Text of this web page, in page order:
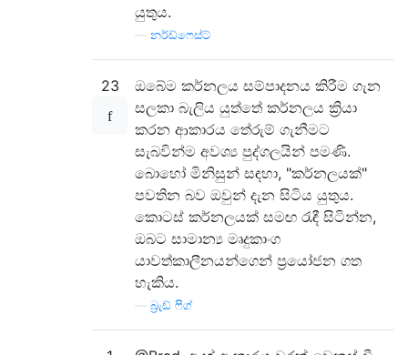
යුතුය.
නර්ඩ්ෆෙස්ට්
23
ඔබේම කර්නලය සම්පාදනය කිරීම ගැන
සලකා බැලිය යුත්තේ කර්නලය ක්‍රියා
කරන ආකාරය තේරුම් ගැනීමට
සැබවින්ම අවශ්‍ය පුද්ගලයින් පමණි.
බොහෝ මිනිසුන් සඳහා, "කර්නලයක්"
පවතින බව ඔවුන් දැන සිටිය යුතුය.
කොටස් කර්නලයක් සමඟ රැඳී සිටින්න,
ඔබට සාමාන්‍ය මෘදුකාංග
යාවත්කාලීනයන්ගෙන් ප්‍රයෝජන ගත
හැකිය.
බ්‍රැඩ් ෆිග්